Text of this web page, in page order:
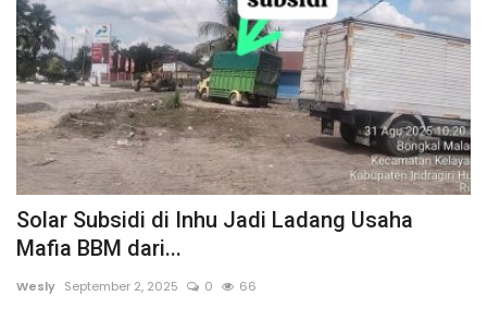
Solar Subsidi di Inhu Jadi Ladang Usaha
Mafia BBM dari...
Wesly September 2, 2025 0 66